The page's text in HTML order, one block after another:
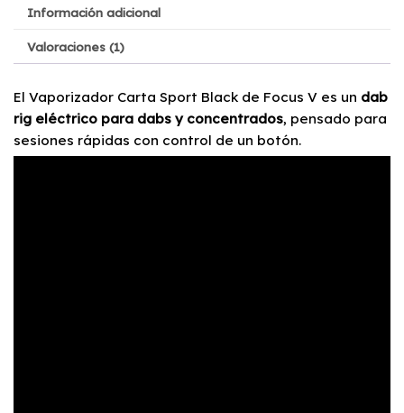
Información adicional
Valoraciones (1)
El Vaporizador Carta Sport Black de Focus V es un dab
rig eléctrico para dabs y concentrados, pensado para
sesiones rápidas con control de un botón.